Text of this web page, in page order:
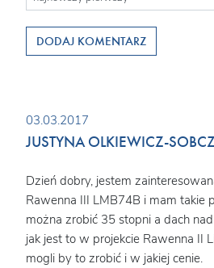
DODAJ KOMENTARZ
03.03.2017
JUSTYNA OLKIEWICZ-
Dzień dobry, jestem
Rawenna III LMB74B i mam takie
można zrobić 35 stopni a dach
jak jest to w projekcie Rawenna II
mogli by to zrobić i w jakiej cenie.